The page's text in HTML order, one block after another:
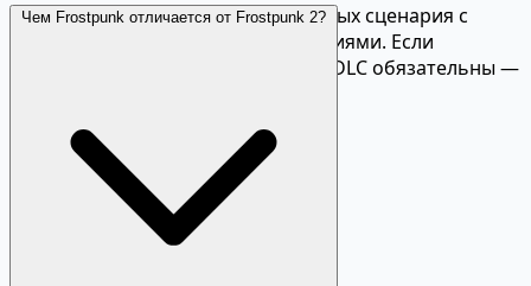
DLC добавляют три самостоятельных сценария с
уникальными механиками и историями. Если
основная кампания понравилась, DLC обязательны —
Чем Frostpunk отличается от Frostpunk 2?